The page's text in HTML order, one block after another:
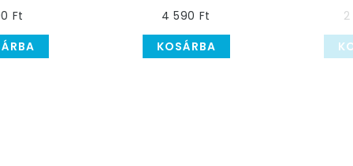
Ft
4 590 Ft
KOSÁRBA